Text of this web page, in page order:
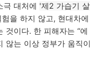
극 대처에 '제2 가습기 살
을 하지 않고, 현대차에
것이다. 한 피해자는 “에
않는 이상 정부가 움직이